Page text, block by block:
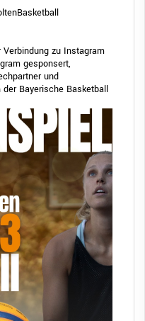
zu Instagram
gesponsert,
und
Bayerische Basketball